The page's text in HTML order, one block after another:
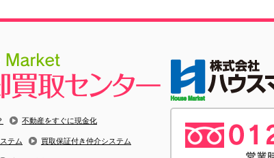
不動産をすぐに現金化
テム 買取保証付き仲介システム